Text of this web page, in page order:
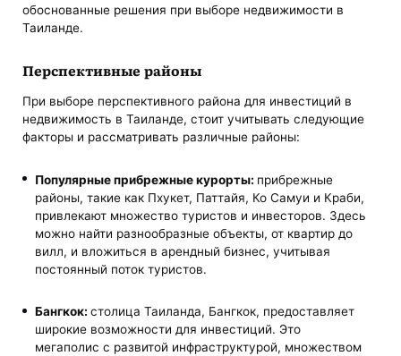
обоснованные решения при выборе недвижимости в
Таиланде.
Перспективные районы
При выборе перспективного района для инвестиций в
недвижимость в Таиланде, стоит учитывать следующие
факторы и рассматривать различные районы:
Популярные прибрежные курорты: прибрежные
районы, такие как Пхукет, Паттайя, Ко Самуи и Краби,
привлекают множество туристов и инвесторов. Здесь
можно найти разнообразные объекты, от квартир до
вилл, и вложиться в арендный бизнес, учитывая
постоянный поток туристов.
Бангкок: столица Таиланда, Бангкок, предоставляет
широкие возможности для инвестиций. Это
мегаполис с развитой инфраструктурой, множеством